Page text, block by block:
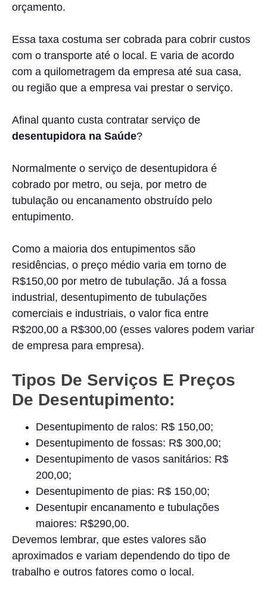
orçamento.
Essa taxa costuma ser cobrada para cobrir custos
com o transporte até o local. E varia de acordo
com a quilometragem da empresa até sua casa,
ou região que a empresa vai prestar o serviço.
Afinal quanto custa contratar serviço de
desentupidora na Saúde?
Normalmente o serviço de desentupidora é
cobrado por metro, ou seja, por metro de
tubulação ou encanamento obstruído pelo
entupimento.
Como a maioria dos entupimentos são
residências, o preço médio varia em torno de
R$150,00 por metro de tubulação. Já a fossa
industrial, desentupimento de tubulações
comerciais e industriais, o valor fica entre
R$200,00 a R$300,00 (esses valores podem variar
de empresa para empresa).
Tipos De Serviços E Preços
De Desentupimento:
Desentupimento de ralos: R$ 150,00;
Desentupimento de fossas: R$ 300,00;
Desentupimento de vasos sanitários: R$
200,00;
Desentupimento de pias: R$ 150,00;
Desentupir encanamento e tubulações
maiores: R$290,00.
Devemos lembrar, que estes valores são
aproximados e variam dependendo do tipo de
trabalho e outros fatores como o local.